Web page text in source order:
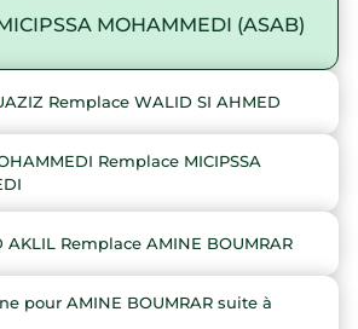
MOHAMMEDI (ASAB)
Remplace WALID SI AHMED
Remplace MICIPSSA
AKLIL Remplace AMINE BOUMRAR
pour AMINE BOUMRAR suite à